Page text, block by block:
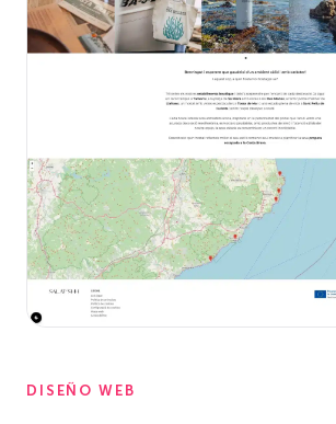
DISEÑO WEB